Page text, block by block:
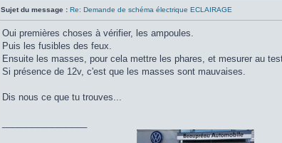
Sujet du message : Re: Demande de schéma électrique ECLAIRAGE
Oui premières choses à vérifier, les ampoules.
Puis les fusibles des feux.
Ensuite les masses, pour cela mettre les phares, et mesurer au
Si présence de 12v, c'est que les masses sont mauvaises.
Dis nous ce que tu trouves...